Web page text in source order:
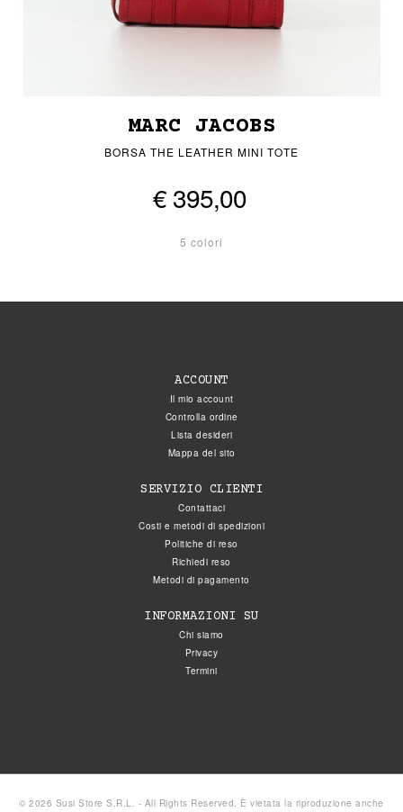
MARC JACOBS
BORSA THE LEATHER MINI TOTE
€ 395,00
5 colori
ACCOUNT
Il mio account
Controlla ordine
Lista desideri
Mappa del sito
SERVIZIO CLIENTI
Contattaci
Costi e metodi di spedizioni
Politiche di reso
Richiedi reso
Metodi di pagamento
INFORMAZIONI SU
Chi siamo
Privacy
Termini
© 2026 Susi Store S.R.L. - All Rights Reserved. È vietata la riproduzione anche